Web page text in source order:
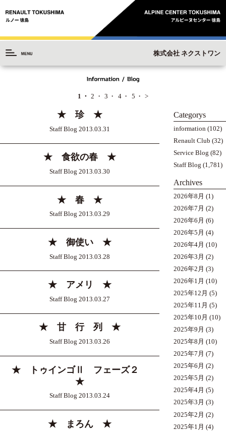
株式会社 ネクストワン
1 2 3 4 5 >
★ 珍 ★
Staff Blog 2013.03.31
★ 食欲の春 ★
Staff Blog 2013.03.30
★ 春 ★
Staff Blog 2013.03.29
★ 御使い ★
Staff Blog 2013.03.28
★ アメリ ★
Staff Blog 2013.03.27
★ 甘 行 列 ★
Staff Blog 2013.03.26
★ トゥインゴⅡ フェーズ２
★
Staff Blog 2013.03.24
★ まろん ★
Categorys
information (102)
Renault Club (32)
Service Blog (82)
Staff Blog (1,781)
Archives
2026年8月 (1)
2026年7月 (2)
2026年6月 (6)
2026年5月 (4)
2026年4月 (10)
2026年3月 (2)
2026年2月 (3)
2026年1月 (10)
2025年12月 (5)
2025年11月 (5)
2025年10月 (10)
2025年9月 (3)
2025年8月 (10)
2025年7月 (7)
2025年6月 (2)
2025年5月 (2)
2025年4月 (5)
2025年3月 (3)
2025年2月 (2)
2025年1月 (4)